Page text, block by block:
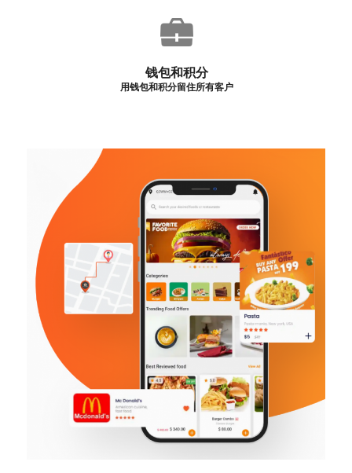
钱包和积分
用钱包和积分留住所有客户